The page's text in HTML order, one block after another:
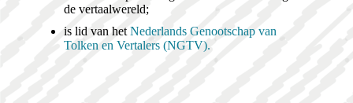
de vertaalwereld;
is lid van het Nederlands Genootschap van
Tolken en Vertalers (NGTV).